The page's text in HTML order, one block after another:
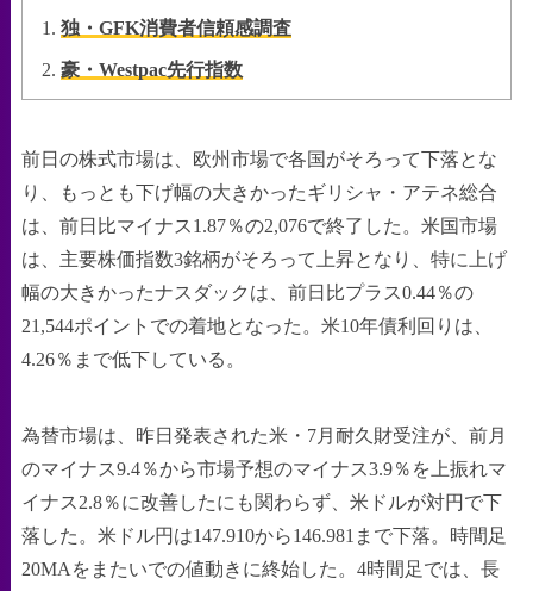
独・GFK消費者信頼感調査
豪・Westpac先行指数
前日の株式市場は、欧州市場で各国がそろって下落とな
り、もっとも下げ幅の大きかったギリシャ・アテネ総合
は、前日比マイナス1.87％の2,076で終了した。米国市場
は、主要株価指数3銘柄がそろって上昇となり、特に上げ
幅の大きかったナスダックは、前日比プラス0.44％の
21,544ポイントでの着地となった。米10年債利回りは、
4.26％まで低下している。
為替市場は、昨日発表された米・7月耐久財受注が、前月
のマイナス9.4％から市場予想のマイナス3.9％を上振れマ
イナス2.8％に改善したにも関わらず、米ドルが対円で下
落した。米ドル円は147.910から146.981まで下落。時間足
20MAをまたいでの値動きに終始した。4時間足では、長